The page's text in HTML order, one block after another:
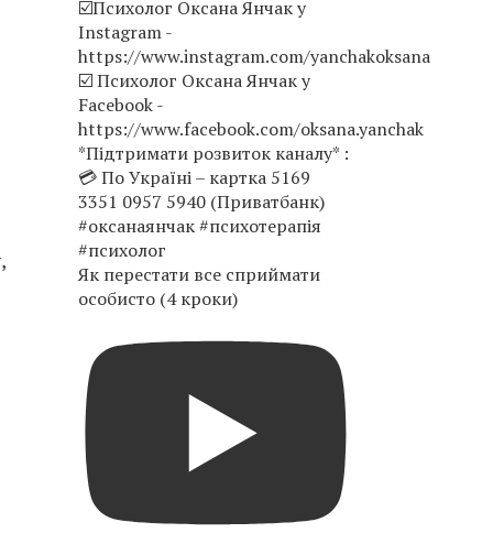
Як перестати все сприймати
особисто (4 кроки)